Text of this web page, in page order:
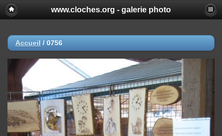
www.cloches.org - galerie photo
Accueil / 0756